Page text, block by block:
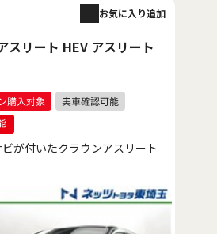
スリート HEV アスリート
お気に入り追加
が付いたクラウンアスリート